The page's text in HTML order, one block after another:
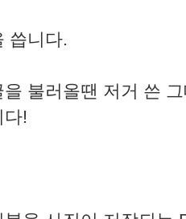
씁니다.
을 불러올땐 저거 쓴
다!